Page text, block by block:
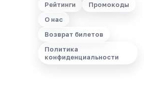
Рейтинги
Промокоды
О нас
Возврат билетов
Политика
конфиденциальности